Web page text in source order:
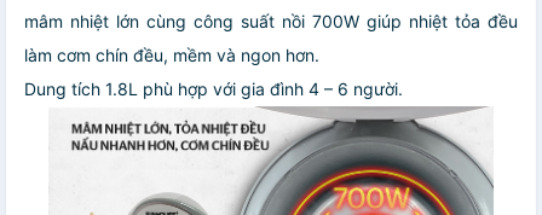
mâm nhiệt lớn cùng công suất nồi 700W giúp nhiệt tỏa đều
làm cơm chín đều, mềm và ngon hơn.
Dung tích 1.8L phù hợp với gia đình 4 – 6 người.